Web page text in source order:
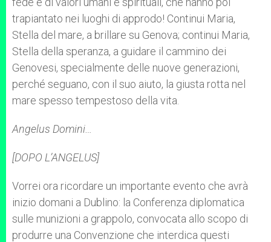
trapiantato nei luoghi di approdo! Continui Maria,
Stella del mare, a brillare su Genova; continui Maria,
Stella della speranza, a guidare il cammino dei
Genovesi, specialmente delle nuove generazioni,
perché seguano, con il suo aiuto, la giusta rotta nel
mare spesso tempestoso della vita.
Angelus Domini…
[DOPO L’ANGELUS]
Vorrei ora ricordare un importante evento che avrà
inizio domani a Dublino: la Conferenza diplomatica
sulle munizioni a grappolo, convocata allo scopo di
produrre una Convenzione che interdica questi